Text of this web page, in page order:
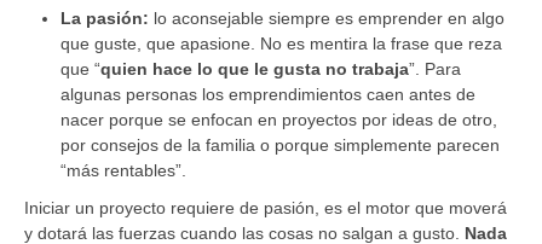
La pasión: lo aconsejable siempre es emprender en algo
que guste, que apasione. No es mentira la frase que reza
que “quien hace lo que le gusta no trabaja”. Para
algunas personas los emprendimientos caen antes de
nacer porque se enfocan en proyectos por ideas de otro,
por consejos de la familia o porque simplemente parecen
“más rentables”.
Iniciar un proyecto requiere de pasión, es el motor que moverá
y dotará las fuerzas cuando las cosas no salgan a gusto. Nada